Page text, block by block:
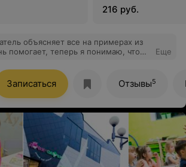
216 руб.
объясняет все на примерах из
помогает, теперь я понимаю, что
проходили очень легко и я даже
эфиров как подкаст) и я реально
лучше понимать общество. Иногда
из-за вопросов, но это скорее
еще раз спасибо Даше и
Еще
Записаться Отзывы5